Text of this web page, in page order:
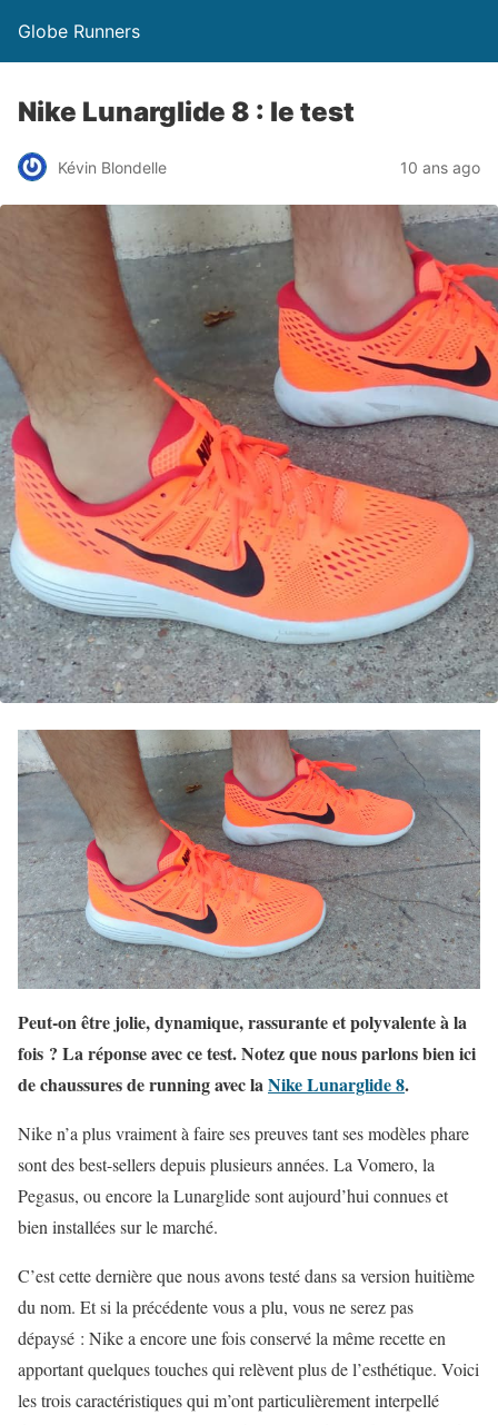
Globe Runners
Nike Lunarglide 8 : le test
Kévin Blondelle 10 ans ago
Peut-on être jolie, dynamique, rassurante et polyvalente à la
fois ? La réponse avec ce test. Notez que nous parlons bien ici
de chaussures de running avec laNike Lunarglide 8.
Nike n’a plus vraiment à faire ses preuves tant ses modèles phare
sont des best-sellers depuis plusieurs années. La Vomero, la
Pegasus, ou encore la Lunarglide sont aujourd’hui connues et
bien installées sur le marché.
C’est cette dernière que nous avons testé dans sa version huitième
du nom. Et si la précédente vous a plu, vous ne serez pas
dépaysé : Nike a encore une fois conservé la même recette en
apportant quelques touches qui relèvent plus de l’esthétique. Voici
les trois caractéristiques qui m’ont particulièrement interpellé